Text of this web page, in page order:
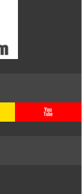
youtube